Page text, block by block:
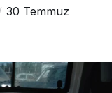
30 Temmuz